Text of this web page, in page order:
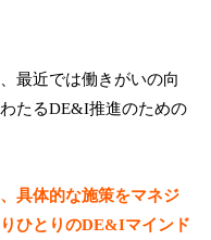
最近では働きがいの向
たるDE&I推進のための
具体的な施策をマネジ
ひとりのDE&Iマインド